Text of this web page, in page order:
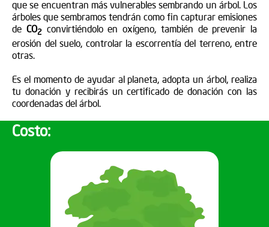
que se encuentran más vulnerables sembrando un árbol. Los
árboles que sembramos tendrán como fin capturar emisiones
de CO2convirtiéndolo en oxígeno, también de prevenir la
erosión del suelo, controlar la escorrentía del terreno, entre
otras.
Es el momento de ayudar al planeta, adopta un árbol, realiza
tu donación y recibirás un certificado de donación con las
coordenadas del árbol.
Costo: